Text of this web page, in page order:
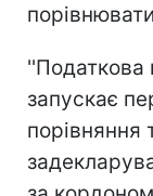
''Податкова
запускає
порівняння